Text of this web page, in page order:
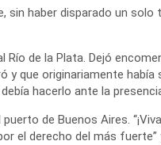
sin haber disparado un
de la Plata. Dejó
y que originariamente
hacerlo ante la
de Buenos Aires.
el derecho del más